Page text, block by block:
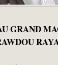
GRAND